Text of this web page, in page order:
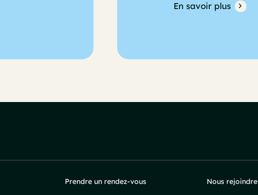
En savoir plus
Prendre un rendez-vous Nous rejoindre